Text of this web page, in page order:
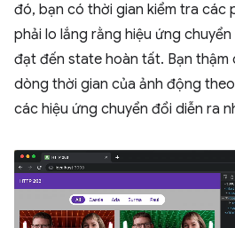
đó, bạn có thời gian kiểm tra các
phải lo lắng rằng hiệu ứng
đạt đến state hoàn tất. Bạn thậm
dòng thời gian của ảnh động
các hiệu ứng chuyển đổi diễn ra